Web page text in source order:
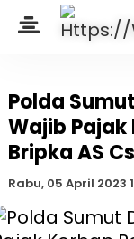
Polda
Wajib Pajak
Bripka AS Cs
Rabu, 05 April 2023